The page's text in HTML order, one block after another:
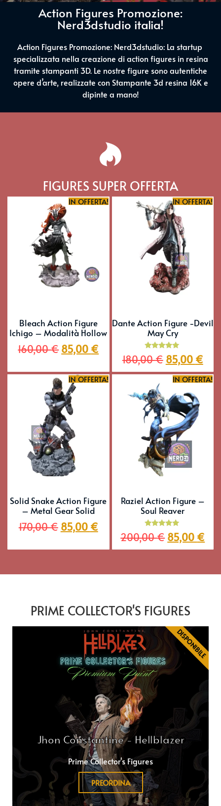
Action Figures Promozione:
Nerd3dstudio italia!
Action Figures Promozione: Nerd3dstudio: La startup
specializzata nella creazione di action figures in resina
tramite stampanti 3D. Le nostre figure sono autentiche
opere d’arte, realizzate con Stampante 3d resina 16K e
dipinte a mano!
FIGURES SUPER OFFERTA
IN OFFERTA!
Bleach Action Figure
Ichigo – Modalità Hollow
160,00€ 85,00 €
IN OFFERTA!
Dante Action Figure -Devil
May Cry
Valutato
5.00
180,00€ 85,00 €
IN OFFERTA!
Solid Snake Action Figure
– Metal Gear Solid
170,00€ 85,00 €
IN OFFERTA!
Raziel Action Figure –
Soul Reaver
Valutato
5.00
200,00€ 85,00 €
PRIME COLLECTOR'S FIGURES
Jhon Constantine - Hellblazer
Prime Collector's Figures
PREORDINA
DISPONIBILE